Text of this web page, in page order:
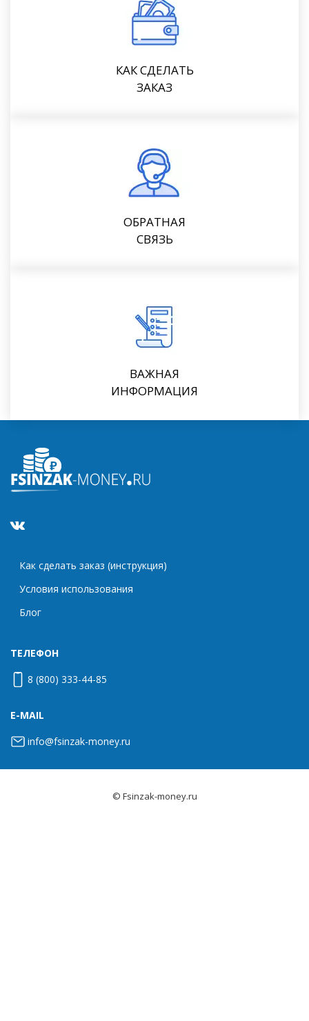
КАК СДЕЛАТЬ
ЗАКАЗ
ОБРАТНАЯ
СВЯЗЬ
ВАЖНАЯ
ИНФОРМАЦИЯ
Как сделать заказ (инструкция)
Условия использования
Блог
ТЕЛЕФОН
8 (800) 333-44-85
E-MAIL
info@fsinzak-money.ru
© Fsinzak-money.ru